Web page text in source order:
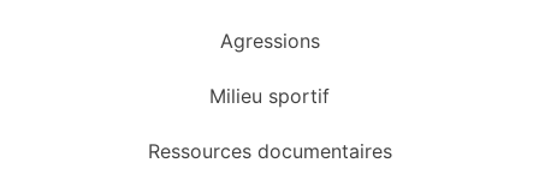
Agressions
Milieu sportif
Ressources documentaires